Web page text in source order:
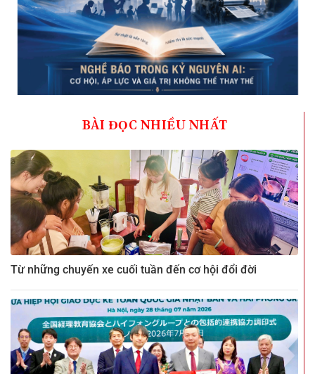
BÀI ĐỌC NHIỀU NHẤT
Từ những chuyến xe cuối tuần đến cơ hội đổi đời